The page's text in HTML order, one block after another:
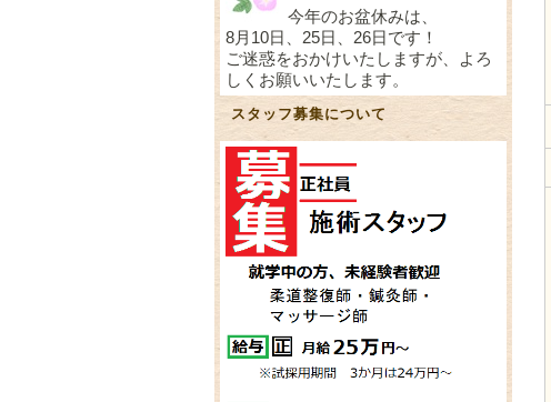
今年のお盆休みは、
8月10日、25日、26日です！
ご迷惑をおかけいたしますが、よろ
しくお願いいたします。
スタッフ募集について